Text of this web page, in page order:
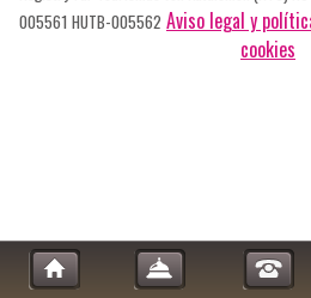
005561 HUTB-005562 Aviso legal y
cookies